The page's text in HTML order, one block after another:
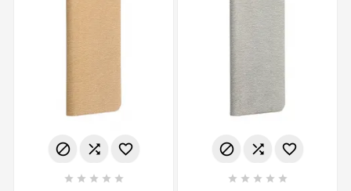
  
    
  
    